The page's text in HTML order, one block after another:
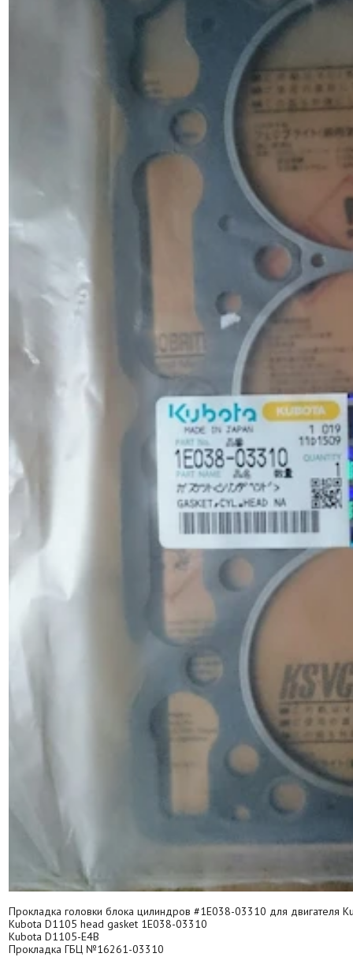
Прокладка головки блока цилиндров #1E038-03310 для двигателя
Kubota D1105 head gasket 1E038-03310
Kubota D1105-E4B
Прокладка ГБЦ №16261-03310